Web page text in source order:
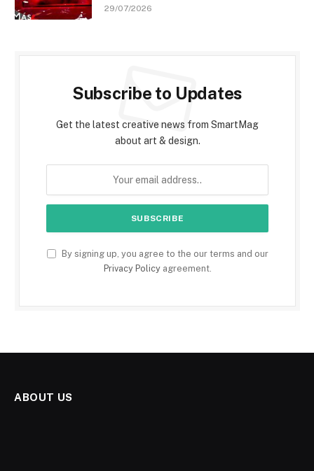
29/07/2026
Subscribe to Updates
Get the latest creative news from SmartMag
about art & design.
By signing up, you agree to the our terms and our
Privacy Policyagreement.
ABOUT US